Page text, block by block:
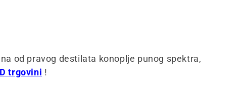
od pravog destilata konoplje punog spektra,
trgovini !